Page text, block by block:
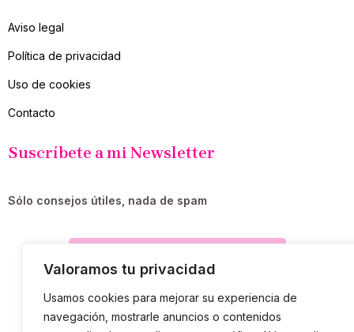
Valoramos tu privacidad
Usamos cookies para mejorar su experiencia de
navegación, mostrarle anuncios o contenidos
Aviso legal
Política de privacidad
Uso de cookies
Contacto
Suscríbete a mi Newsletter
Sólo consejos útiles, nada de spam
SUSCRIBIR